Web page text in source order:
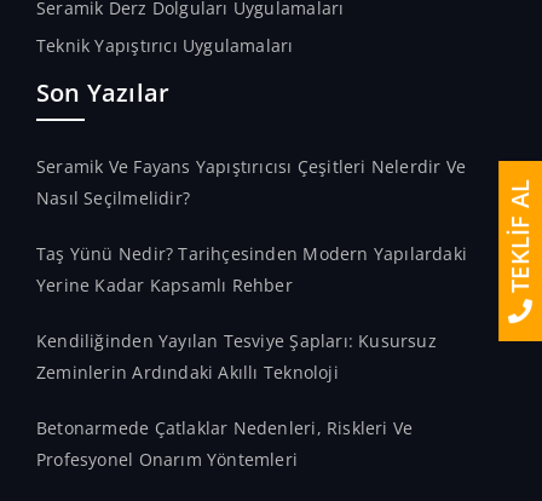
Seramik Derz Dolguları Uygulamaları
Teknik Yapıştırıcı Uygulamaları
Son Yazılar
Seramik Ve Fayans Yapıştırıcısı Çeşitleri Nelerdir Ve
Nasıl Seçilmelidir?
Taş Yünü Nedir? Tarihçesinden Modern Yapılardaki
Yerine Kadar Kapsamlı Rehber
Kendiliğinden Yayılan Tesviye Şapları: Kusursuz
Zeminlerin Ardındaki Akıllı Teknoloji
Betonarmede Çatlaklar Nedenleri, Riskleri Ve
Profesyonel Onarım Yöntemleri
TEKLİF AL